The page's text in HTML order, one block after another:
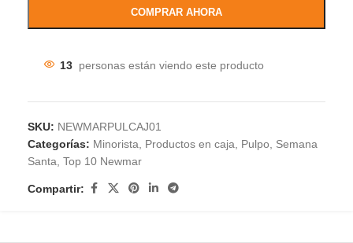
COMPRAR AHORA
13 personas están viendo este producto
SKU: NEWMARPULCAJ01
Categorías: Minorista, Productos en caja, Pulpo, Semana
Santa, Top 10 Newmar
Compartir: